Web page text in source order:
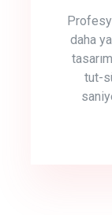
daha
tut-